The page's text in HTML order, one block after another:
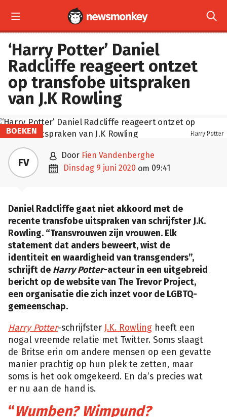
 
‘Harry Potter’ Daniel
Radcliffe reageert ontzet
op transfobe uitspraken
van J.K Rowling
Harry Potter
BOEKEN
FV  door Fien Vandenberghe
 dinsdag 9 juni 2020 om 09:41
Daniel Radcliffe gaat niet akkoord met de
recente transfobe uitspraken van schrijfster J.K.
Rowling. “Transvrouwen zijn vrouwen. Elk
statement dat anders beweert, wist de
identiteit en waardigheid van transgenders”,
schrijft de Harry Potter-acteur in een uitgebreid
bericht op de website van The Trevor Project,
een organisatie die zich inzet voor de LGBTQ-
gemeenschap.
Harry Potter-schrijfster J.K. Rowling heeft een
nogal vreemde relatie met Twitter. Soms slaagt
de Britse erin om andere mensen op een gevatte
manier prachtig op hun plek te zetten, maar
soms is het ook omgekeerd. En da’s precies wat
er nu aan de hand is.
“Wumben? Wimpund?